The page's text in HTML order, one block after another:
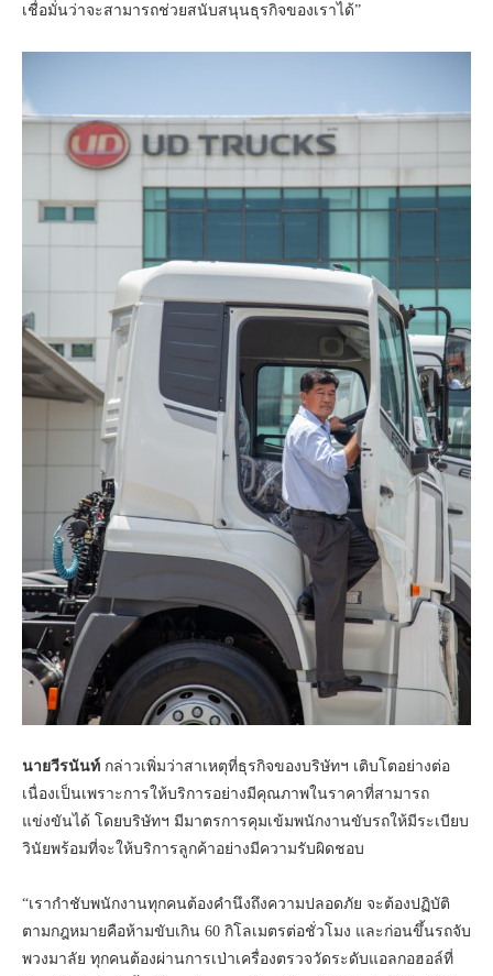
เชื่อมั่นว่าจะสามารถช่วยสนับสนุนธุรกิจของเราได้”
นายวีรนันท์ กล่าวเพิ่มว่าสาเหตุที่ธุรกิจของบริษัทฯ เติบโตอย่างต่อ
เนื่องเป็นเพราะการให้บริการอย่างมีคุณภาพในราคาที่สามารถ
แข่งขันได้ โดยบริษัทฯ มีมาตรการคุมเข้มพนักงานขับรถให้มีระเบียบ
วินัยพร้อมที่จะให้บริการลูกค้าอย่างมีความรับผิดชอบ
“เรากำชับพนักงานทุกคนต้องคำนึงถึงความปลอดภัย จะต้องปฏิบัติ
ตามกฎหมายคือห้ามขับเกิน 60 กิโลเมตรต่อชั่วโมง และก่อนขึ้นรถจับ
พวงมาลัย ทุกคนต้องผ่านการเป่าเครื่องตรวจวัดระดับแอลกอฮอล์ที่